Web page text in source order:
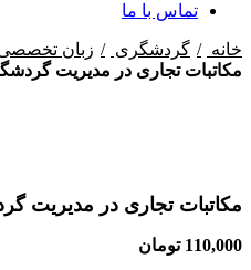
تماس با ما
خانه گردشگری
زبان
مکاتبات تجاری در مدیریت
مکاتبات تجاری در مدیریت
110,000 تومان